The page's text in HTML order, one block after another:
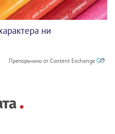
ни
Препоръчано от Content Exchange